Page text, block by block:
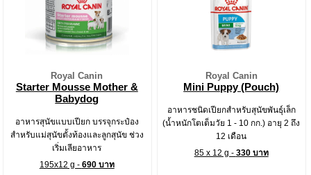
Royal Canin
Starter Mousse Mother &
Babydog
อาหารสุนัขแบบเปียก บรรจุกระป๋อง
สำหรับแม่สุนัขตั้งท้องและลูกสุนัข ช่วง
เริ่มเลียอาหาร
195x12 g - 690 บาท
Royal Canin
Mini Puppy (Pouch)
อาหารชนิดเปียกสำหรับสุนัขพันธุ์เล็ก
(น้ำหนักโตเต็มวัย 1 - 10 กก.) อายุ 2 ถึง
12 เดือน
85 x 12 g - 330 บาท